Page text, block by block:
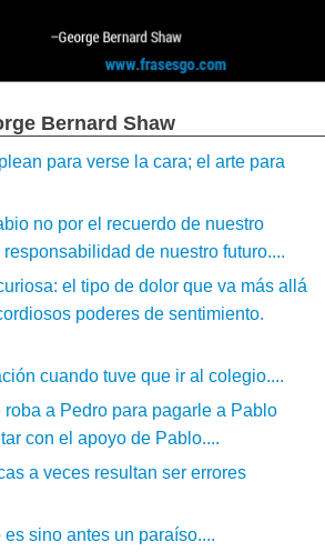
Bernard Shaw
para verse la cara; el arte para
no por el recuerdo de nuestro
de nuestro futuro....
el tipo de dolor que va más allá
poderes de sentimiento.
cuando tuve que ir al colegio....
a Pedro para pagarle a Pablo
con el apoyo de Pablo....
a veces resultan ser errores
sino antes un paraíso....